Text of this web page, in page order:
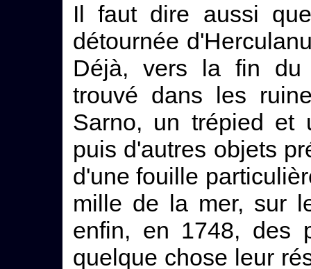
Il faut dire aussi
détournée
Déjà, vers la fin du
trouvé dans les
Sarno, un trépied et
puis d'autres objets
d'une fouille
mille de la mer, sur
enfin, en 1748, des
quelque chose leur